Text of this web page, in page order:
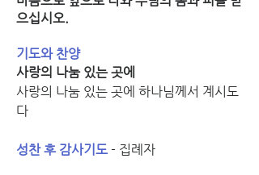
으십시오.
기도와 찬양
사랑의 나눔 있는 곳에
사랑의 나눔 있는 곳에 하나님께서 계시도
다
성찬 후 감사기도 - 집례자